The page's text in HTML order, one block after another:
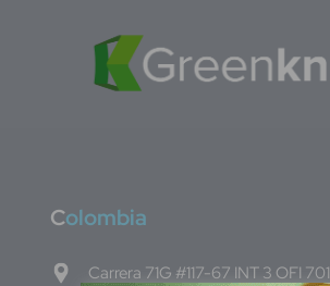
Colombia
Carrera 71G #117-67 INT 3 OFI 701